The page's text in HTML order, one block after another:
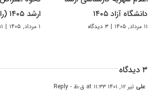
دانشگاه آزاد ۱۴۰۵
۱۱ مرداد, ۱۴۰۵ | ۳ دیدگاه
ارشد ۱۴۰۵ (راهنمای تصویری)
۱ مرداد, ۱۴۰۵ | ۱۱ دیدگاه
۳ دیدگاه
علی تیر ۱۲, ۱۴۰۱ at ۱۱:۳۳ ق٫ظ - Reply